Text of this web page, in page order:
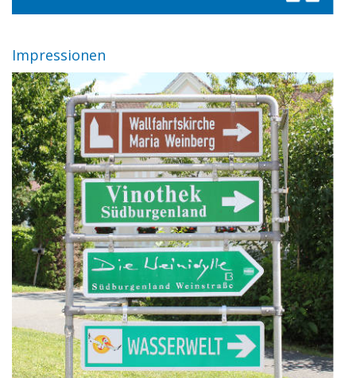
Impressionen